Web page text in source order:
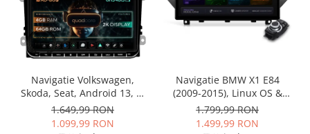
Navigatie Volkswagen,
Skoda, Seat, Android 13, S-
Quadcore / 4GB RAM +
64GB ROM, 9 Inch - AD-
1.649,99 RON
1.099,99 RON
Navigatie BMW X1 E84
(2009-2015), Linux OS &
OEM, Varianta iDrive,
CarPlay & Android Auto
1.799,99 RON
1.499,99 RON